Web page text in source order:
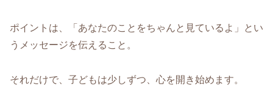
ポイントは、「あなたのことをちゃんと見ているよ」とい
うメッセージを伝えること。
それだけで、子どもは少しずつ、心を開き始めます。